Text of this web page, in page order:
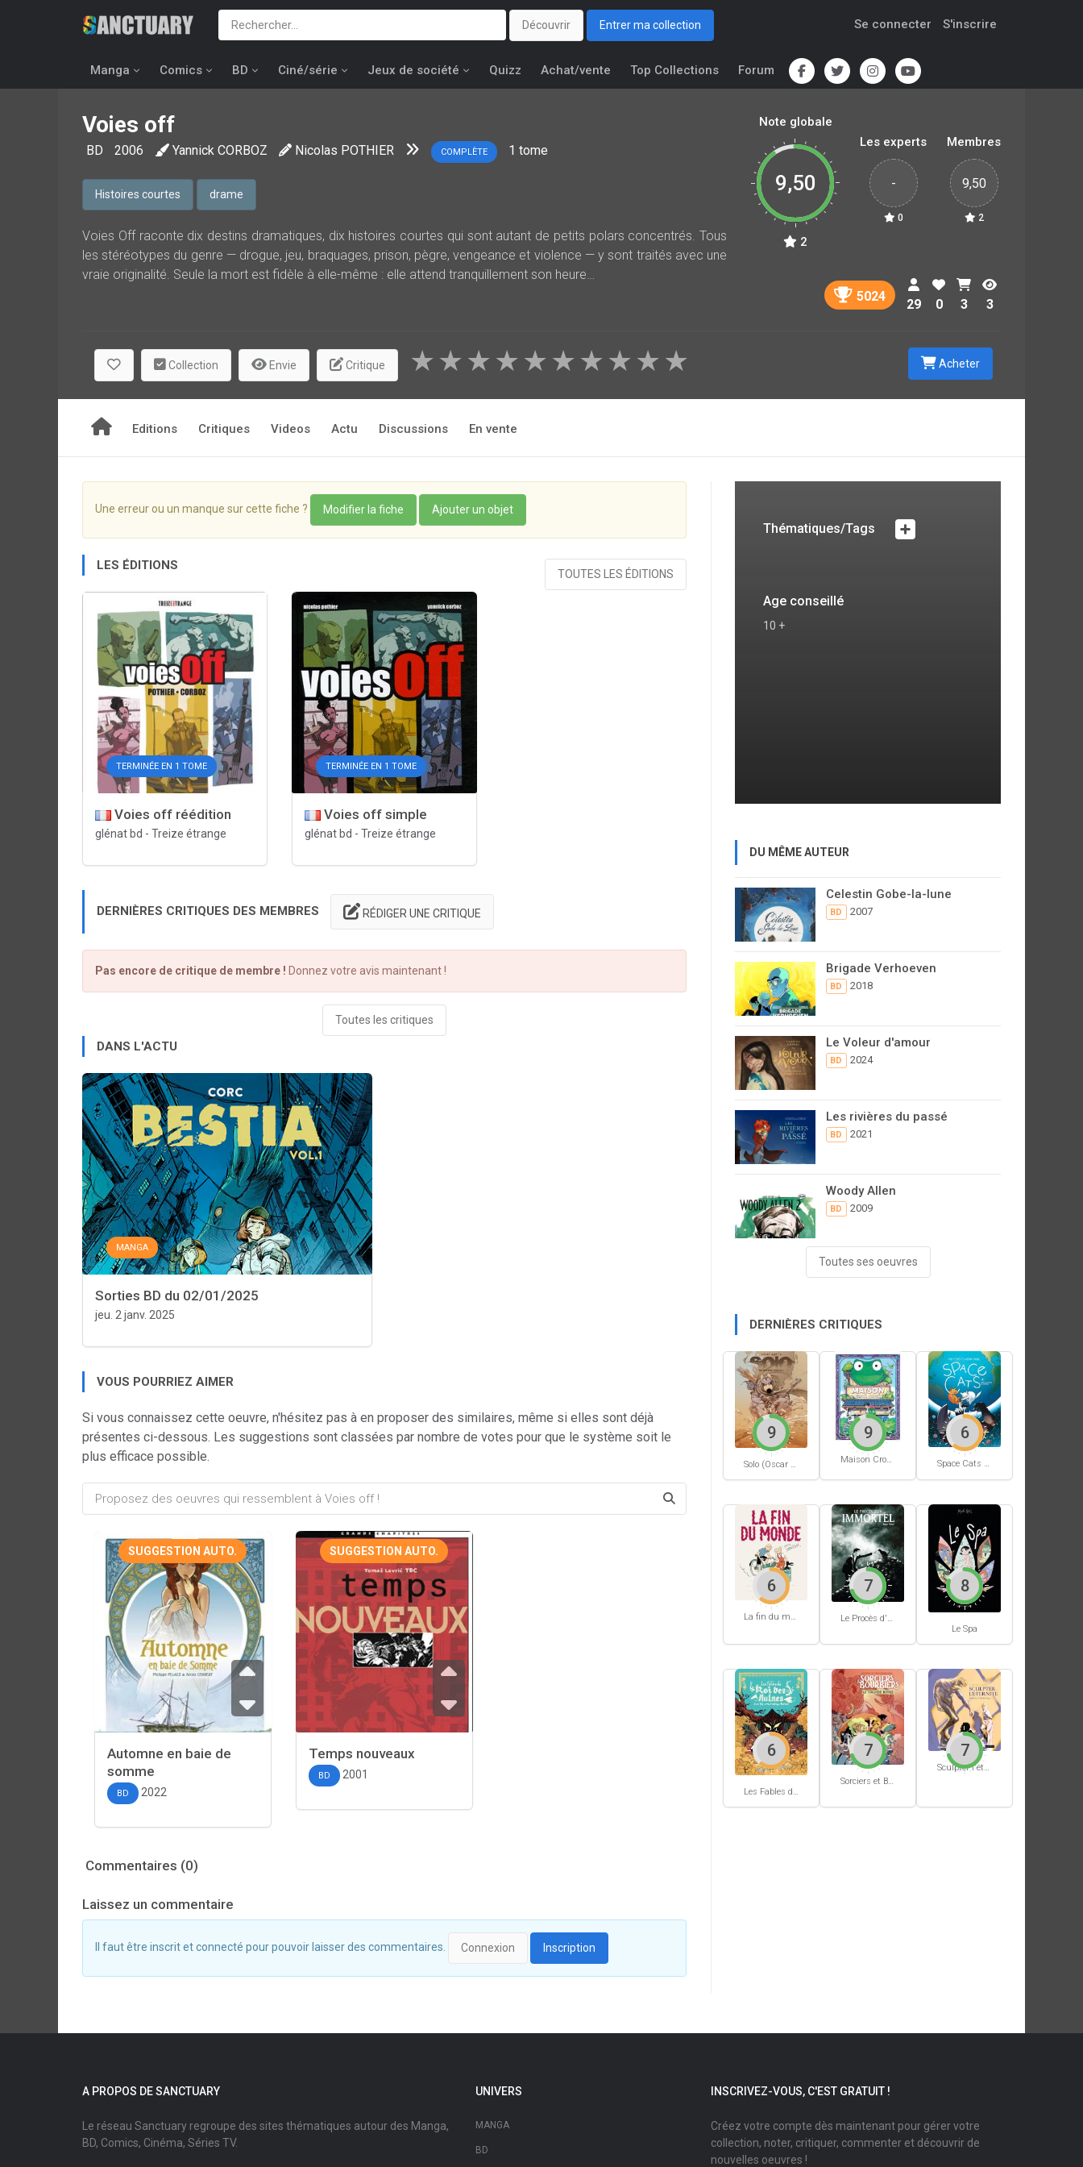
Découvrir Entrer ma collection Se connecter S'inscrire
Manga Comics BD Ciné/série Jeux de société Quizz Achat/vente Top Collections Forum
Voies off
BD 2006 Yannick CORBOZ Nicolas POTHIER COMPLÈTE 1 tome
Histoires courtes drame
Voies Off raconte dix destins dramatiques, dix histoires courtes qui sont autant de petits polars concentrés. Tous
les stéréotypes du genre — drogue, jeu, braquages, prison, pègre, vengeance et violence — y sont traités avec une
vraie originalité. Seule la mort est fidèle à elle-même : elle attend tranquillement son heure…
Note globale
9,50
2
Les experts
-
0
Membres
9,50
2
5024
29 0 3 3
Collection Envie Critique ★
★
★
★
★
★
★
★
★
★ Acheter
Editions Critiques Videos Actu Discussions En vente
Une erreur ou un manque sur cette fiche ? Modifier la fiche Ajouter un objet
LES ÉDITIONS
TOUTES LES ÉDITIONS
TERMINÉE EN 1 TOME
Voies off réédition
glénat bd - Treize étrange
TERMINÉE EN 1 TOME
Voies off simple
glénat bd - Treize étrange
DERNIÈRES CRITIQUES DES MEMBRES RÉDIGER UNE CRITIQUE
Pas encore de critique de membre ! Donnez votre avis maintenant !
Toutes les critiques
DANS L'ACTU
MANGA
Sorties BD du 02/01/2025
jeu. 2 janv. 2025
VOUS POURRIEZ AIMER
Si vous connaissez cette oeuvre, n'hésitez pas à en proposer des similaires, même si elles sont déjà
présentes ci-dessous. Les suggestions sont classées par nombre de votes pour que le système soit le
plus efficace possible.
SUGGESTION AUTO.
Automne en baie de
somme
BD 2022
SUGGESTION AUTO.
Temps nouveaux
BD 2001
Commentaires (0)
Laissez un commentaire
Il faut être inscrit et connecté pour pouvoir laisser des commentaires. Connexion Inscription
Thématiques/Tags
Age conseillé
10 +
DU MÊME AUTEUR
Celestin Gobe-la-lune
BD 2007
Brigade Verhoeven
BD 2018
Le Voleur d'amour
BD 2024
Les rivières du passé
BD 2021
Woody Allen
BD 2009
Toutes ses oeuvres
DERNIÈRES CRITIQUES
Solo (Oscar Martin) #1
9
Maison Croâ Croâ
9
Space Cats #1
6
La fin du monde (Stanislas)
6 7
Le Spa
8
Les Fables du Roi des Aulnes
6
Sorciers et Bourbiers #1
7
Sculpter l'éternité
7
A PROPOS DE SANCTUARY
Le réseau Sanctuary regroupe des sites thématiques autour des Manga,
BD, Comics, Cinéma, Séries TV.
UNIVERS
MANGA
BD
INSCRIVEZ-VOUS, C'EST GRATUIT !
Créez votre compte dès maintenant pour gérer votre
collection, noter, critiquer, commenter et découvrir de
nouvelles oeuvres !